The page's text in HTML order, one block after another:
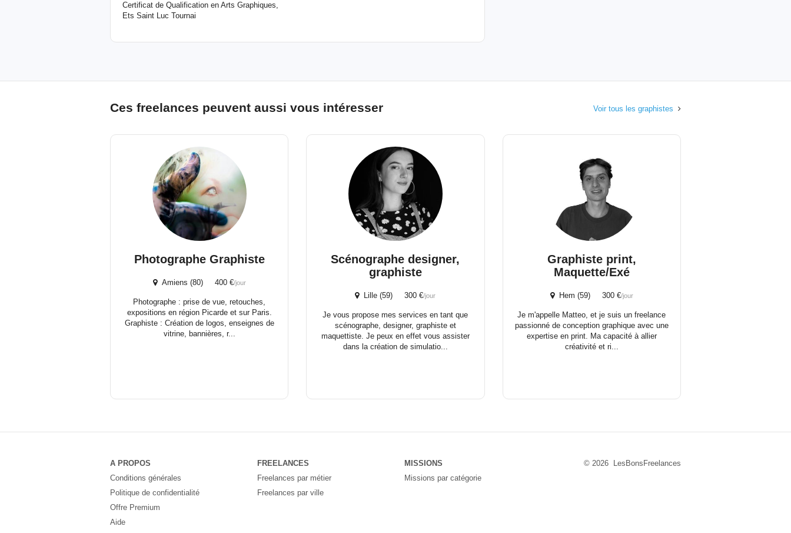
Certificat de Qualification en Arts Graphiques,
Ets Saint Luc Tournai
Ces freelances peuvent aussi vous intéresser Voir tous les graphistes
Photographe Graphiste
Amiens (80) 400 €/jour
Photographe : prise de vue, retouches,
expositions en région Picarde et sur Paris.
Graphiste : Création de logos, enseignes de
vitrine, bannières, r...
Scénographe designer,
graphiste
Lille (59) 300 €/jour
Je vous propose mes services en tant que
scénographe, designer, graphiste et
maquettiste. Je peux en effet vous assister
dans la création de simulatio...
Graphiste print,
Maquette/Exé
Hem (59) 300 €/jour
Je m'appelle Matteo, et je suis un freelance
passionné de conception graphique avec une
expertise en print. Ma capacité à allier
créativité et ri...
A PROPOS
Conditions générales
Politique de confidentialité
Offre Premium
Aide
FREELANCES
Freelances par métier
Freelances par ville
MISSIONS
Missions par catégorie
© 2026 LesBonsFreelances